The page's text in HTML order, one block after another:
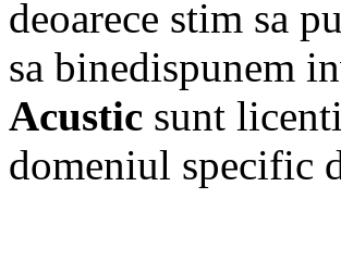
deoarece stim sa
sa binedispunem
Acustic sunt
domeniul specific